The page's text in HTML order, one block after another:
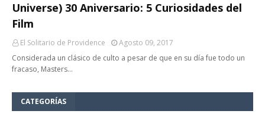
Universe) 30 Aniversario: 5 Curiosidades del
Film
El Solitario de Providence
Agosto 09, 2017
Considerada un clásico de culto a pesar de que en su día fue todo un
fracaso, Masters…
CATEGORÍAS